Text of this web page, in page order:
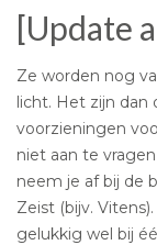
[Update
Ze worden nog
licht. Het zijn dan
voorzieningen
niet aan te
neem je af bij de
Zeist (bijv.
gelukkig wel bij